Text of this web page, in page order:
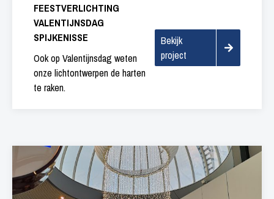
FEESTVERLICHTING
VALENTIJNSDAG
SPIJKENISSE
Ook op Valentijnsdag weten
onze lichtontwerpen de harten
te raken.
Bekijk
project